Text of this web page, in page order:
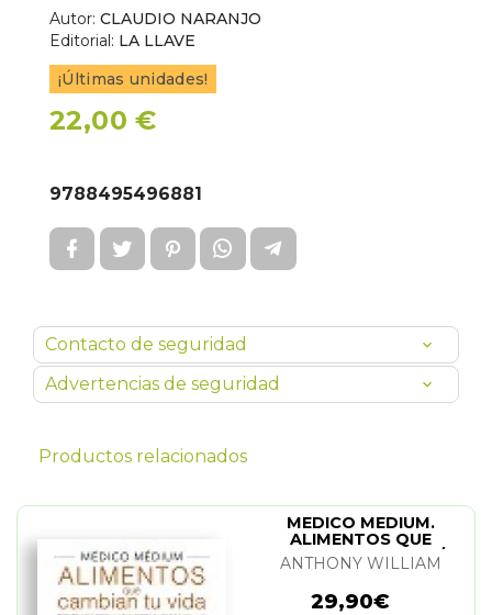
Autor: CLAUDIO NARANJO
Editorial: LA LLAVE
¡Últimas unidades!
22,00 €
9788495496881
Contacto de seguridad
Advertencias de seguridad
Productos relacionados
MEDICO MEDIUM.
ALIMENTOS QUE
CAMBIAN TU VIDA (N/E)
ANTHONY WILLIAM
29,90€